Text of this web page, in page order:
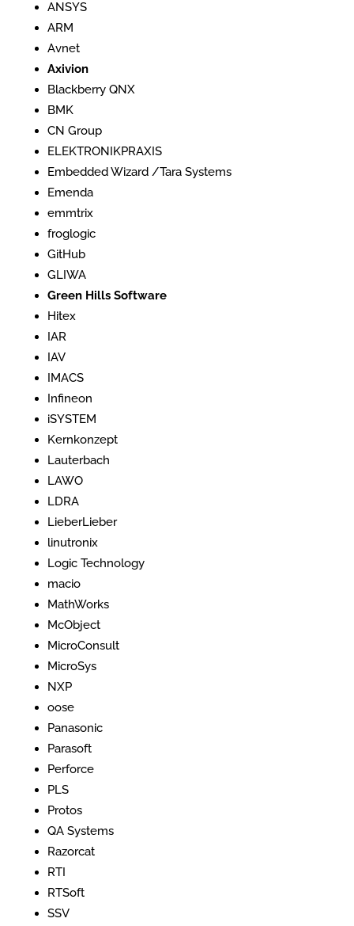
ANSYS
ARM
Avnet
Axivion
Blackberry QNX
BMK
CN Group
ELEKTRONIKPRAXIS
Embedded Wizard /Tara Systems
Emenda
emmtrix
froglogic
GitHub
GLIWA
Green Hills Software
Hitex
IAR
IAV
IMACS
Infineon
iSYSTEM
Kernkonzept
Lauterbach
LAWO
LDRA
LieberLieber
linutronix
Logic Technology
macio
MathWorks
McObject
MicroConsult
MicroSys
NXP
oose
Panasonic
Parasoft
Perforce
PLS
Protos
QA Systems
Razorcat
RTI
RTSoft
SSV